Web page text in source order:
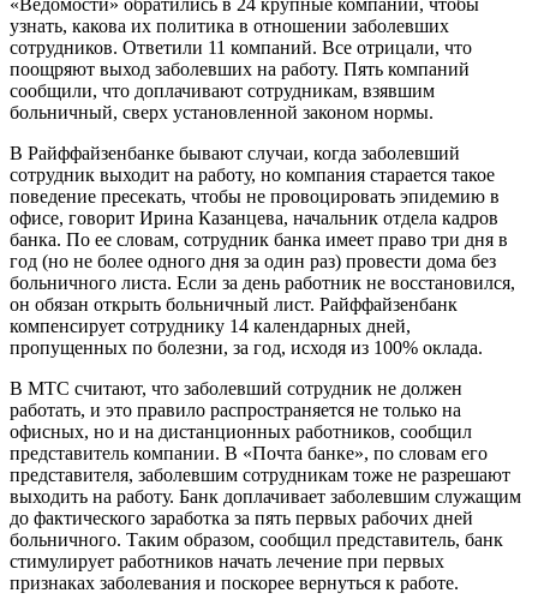
узнать, какова их политика в отношении заболевших
сотрудников. Ответили 11 компаний. Все отрицали, что
поощряют выход заболевших на работу. Пять компаний
сообщили, что доплачивают сотрудникам, взявшим
больничный, сверх установленной законом нормы.
В Райффайзенбанке бывают случаи, когда заболевший
сотрудник выходит на работу, но компания старается такое
поведение пресекать, чтобы не провоцировать эпидемию в
офисе, говорит Ирина Казанцева, начальник отдела кадров
банка. По ее словам, сотрудник банка имеет право три дня в
год (но не более одного дня за один раз) провести дома без
больничного листа. Если за день работник не восстановился,
он обязан открыть больничный лист. Райффайзенбанк
компенсирует сотруднику 14 календарных дней,
пропущенных по болезни, за год, исходя из 100% оклада.
В МТС считают, что заболевший сотрудник не должен
работать, и это правило распространяется не только на
офисных, но и на дистанционных работников, сообщил
представитель компании. В «Почта банке», по словам его
представителя, заболевшим сотрудникам тоже не разрешают
выходить на работу. Банк доплачивает заболевшим служащим
до фактического заработка за пять первых рабочих дней
больничного. Таким образом, сообщил представитель, банк
стимулирует работников начать лечение при первых
признаках заболевания и поскорее вернуться к работе.